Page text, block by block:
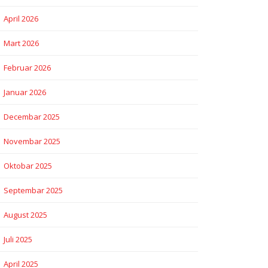
April 2026
Mart 2026
Februar 2026
Januar 2026
Decembar 2025
Novembar 2025
Oktobar 2025
Septembar 2025
August 2025
Juli 2025
April 2025